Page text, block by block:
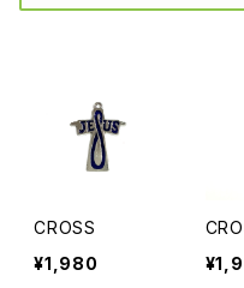
CROSS
¥1,980